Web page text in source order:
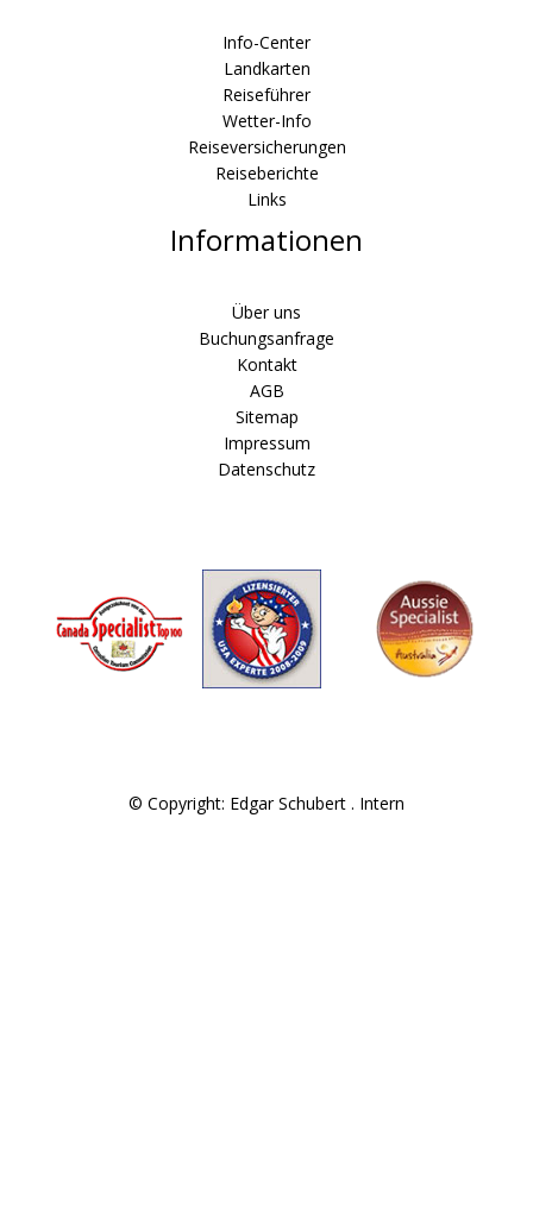
Info-Center
Landkarten
Reiseführer
Wetter-Info
Reiseversicherungen
Reiseberichte
Links
Informationen
Über uns
Buchungsanfrage
Kontakt
AGB
Sitemap
Impressum
Datenschutz
© Copyright: Edgar Schubert . Intern